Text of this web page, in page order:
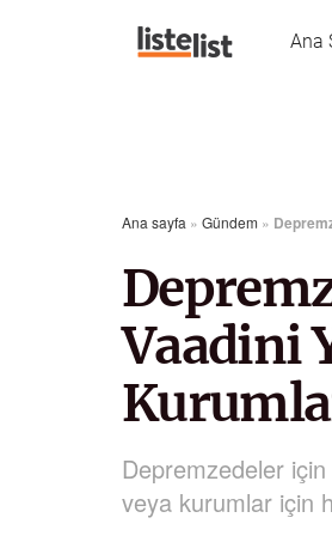
Ana
Ana sayfa » Gündem »
Vaadini
Depremzedeler
veya kurumlar için